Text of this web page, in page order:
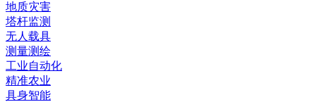
地质灾害
塔杆监测
无人载具
测量测绘
工业自动化
精准农业
具身智能